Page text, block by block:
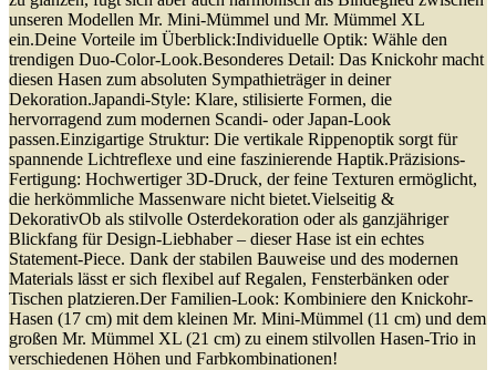
unseren Modellen Mr. Mini-Mümmel und Mr. Mümmel XL
ein.Deine Vorteile im Überblick:Individuelle Optik: Wähle den
trendigen Duo-Color-Look.Besonderes Detail: Das Knickohr macht
diesen Hasen zum absoluten Sympathieträger in deiner
Dekoration.Japandi-Style: Klare, stilisierte Formen, die
hervorragend zum modernen Scandi- oder Japan-Look
passen.Einzigartige Struktur: Die vertikale Rippenoptik sorgt für
spannende Lichtreflexe und eine faszinierende Haptik.Präzisions-
Fertigung: Hochwertiger 3D-Druck, der feine Texturen ermöglicht,
die herkömmliche Massenware nicht bietet.Vielseitig &
DekorativOb als stilvolle Osterdekoration oder als ganzjähriger
Blickfang für Design-Liebhaber – dieser Hase ist ein echtes
Statement-Piece. Dank der stabilen Bauweise und des modernen
Materials lässt er sich flexibel auf Regalen, Fensterbänken oder
Tischen platzieren.Der Familien-Look: Kombiniere den Knickohr-
Hasen (17 cm) mit dem kleinen Mr. Mini-Mümmel (11 cm) und dem
großen Mr. Mümmel XL (21 cm) zu einem stilvollen Hasen-Trio in
verschiedenen Höhen und Farbkombinationen!